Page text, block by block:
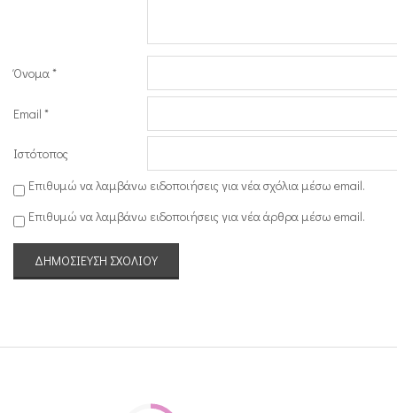
ν
ή
η
κ
!
Όνομα*
Email *
Ιστότοπος
Επιθυμώ να λαμβάνω ειδοποιήσεις για νέα σχόλια μέσω email.
Επιθυμώ να λαμβάνω ειδοποιήσεις για νέα άρθρα μέσω email.